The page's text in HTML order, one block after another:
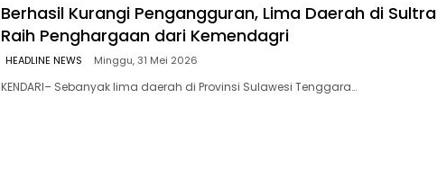
Berhasil Kurangi Pengangguran, Lima Daerah di Sultra
Raih Penghargaan dari Kemendagri
HEADLINE NEWS Minggu, 31 Mei 2026
KENDARI– Sebanyak lima daerah di Provinsi Sulawesi Tenggara…